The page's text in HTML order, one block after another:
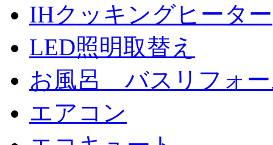
IHクッキングヒーター
LED照明取替え
お風呂 バスリフォ
エアコン